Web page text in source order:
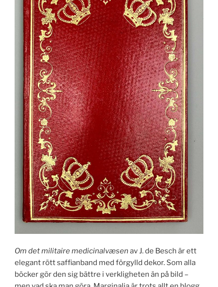
Om det militaire medicinalvæsen av J. de Besch är ett
elegant rött saffianband med förgylld dekor. Som alla
böcker gör den sig bättre i verkligheten än på bild –